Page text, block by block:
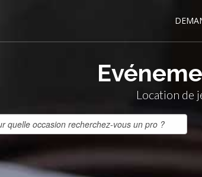
Location de